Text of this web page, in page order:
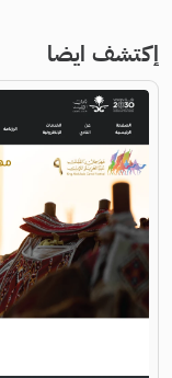
إكتشف ايضا